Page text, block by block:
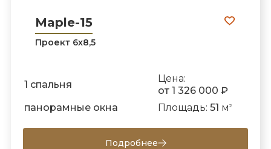
Maple-15
Проект 6х8,5
1 спальня
Цена:
от 1 326 000 ₽
панорамные окна
Площадь: 51 м 2
Подробнее